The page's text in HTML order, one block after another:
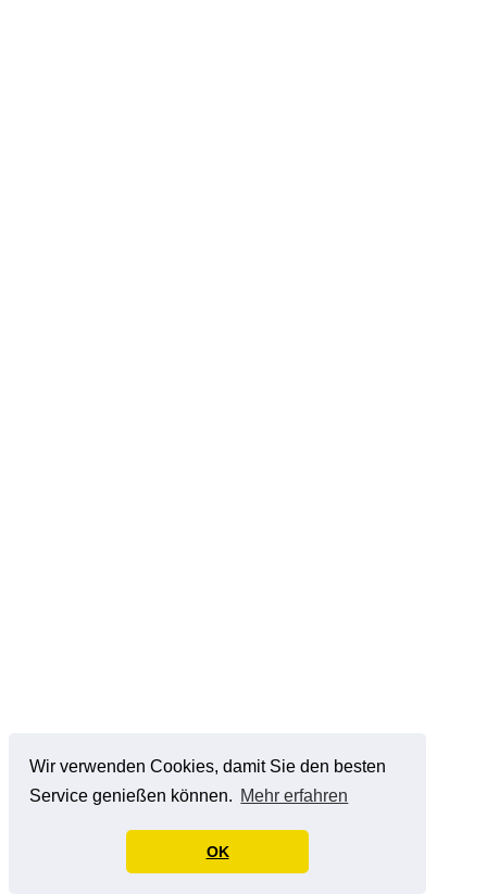
Wir verwenden Cookies, damit Sie den besten
Service genießen können. Mehr erfahren
OK